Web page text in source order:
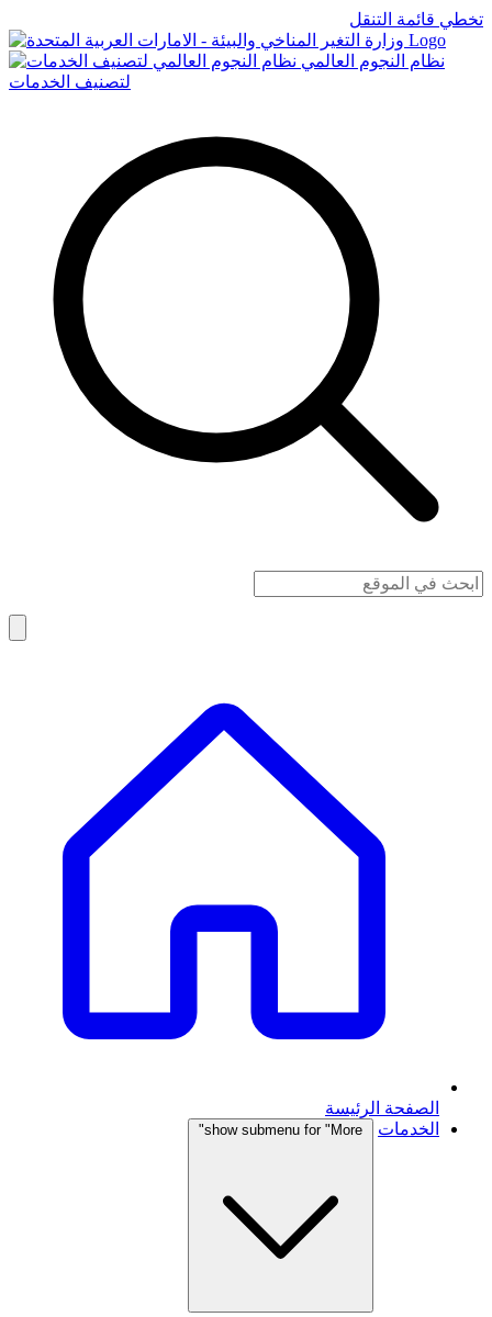
تخطي قائمة التنقل
Logo
نظام النجوم العالمي
لتصنيف الخدمات
الصفحة الرئيسة
الخدمات
show submenu for "More"